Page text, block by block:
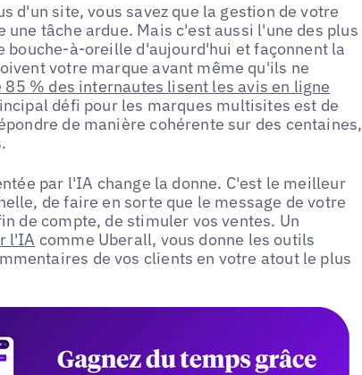
d'un site, vous savez que la gestion de votre
tâche ardue. Mais c'est aussi l'une des plus
bouche-à-oreille d'aujourd'hui et façonnent la
votre marque avant même qu'ils ne
85 % des internautes lisent les avis en ligne
défi pour les marques multisites est de
de manière cohérente sur des centaines,
par l'IA change la donne. C'est le meilleur
de faire en sorte que le message de votre
de compte, de stimuler vos ventes. Un
l'IA comme Uberall, vous donne les outils
de vos clients en votre atout le plus